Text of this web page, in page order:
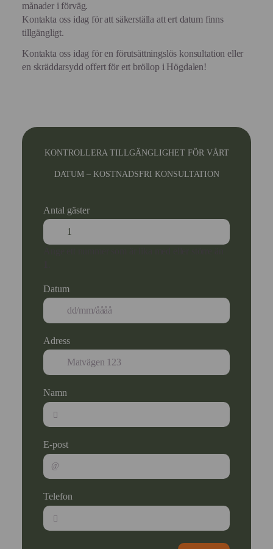
månader i förväg.
Kontakta oss idag för att säkerställa att ert datum finns
tillgängligt.
Kontakta oss idag för en förutsättningslös konsultation eller
en skräddarsydd offert för ert bröllop i Högdalen!
KONTROLLERA TILLGÄNGLIGHET FÖR VÅRT
DATUM – KOSTNADSFRI KONSULTATION
Antal gäster
Datum
Adress
Namn
E-post
Telefon